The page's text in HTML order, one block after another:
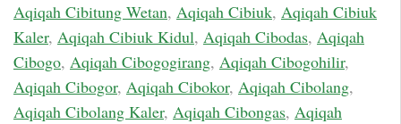
Aqiqah Cibitung Wetan, Aqiqah Cibiuk, Aqiqah Cibiuk
Kaler, Aqiqah Cibiuk Kidul, Aqiqah Cibodas, Aqiqah
Cibogo, Aqiqah Cibogogirang, Aqiqah Cibogohilir,
Aqiqah Cibogor, Aqiqah Cibokor, Aqiqah Cibolang,
Aqiqah Cibolang Kaler, Aqiqah Cibongas, Aqiqah